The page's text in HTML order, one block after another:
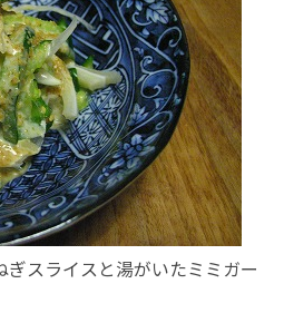
スライスと湯がいたミミガー